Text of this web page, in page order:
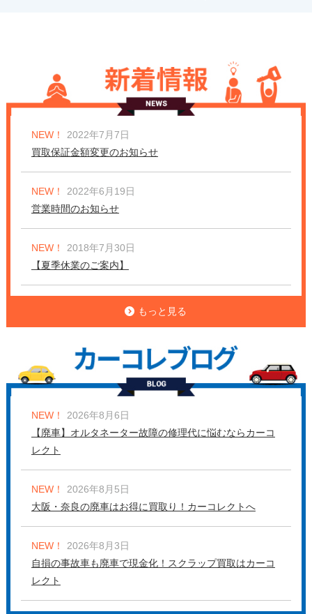
NEW！
2022年7月7日
買取保証金額変更のお知らせ
NEW！
2022年6月19日
営業時間のお知らせ
NEW！
2018年7月30日
【夏季休業のご案内】
もっと見る
NEW！
2026年8月6日
【廃車】オルタネーター故障の修理代に悩むならカーコ
レクト
NEW！
2026年8月5日
大阪・奈良の廃車はお得に買取り！カーコレクトへ
NEW！
2026年8月3日
自損の事故車も廃車で現金化！スクラップ買取はカーコ
レクト